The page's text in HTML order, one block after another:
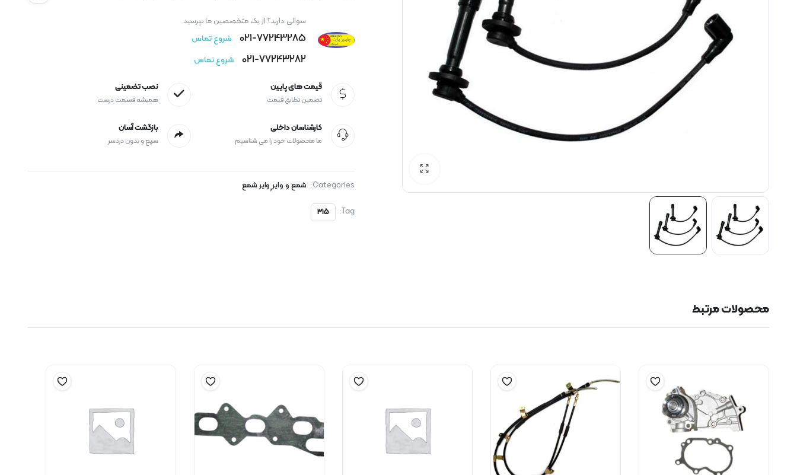
سوالی دارید؟ از یک متخصصین ما بپرسید
021-77243285 شروع تماس
021-77243282 شروع تماس
قیمت های پایین
تضمین تطابق قیمت
نصب تضمینی
همیشه قسمت درست
کارشناسان داخلی
ما محصولات خود را می شناسیم
بازگشت آسان
سریع و بدون دردسر
Categories: شمع و وایر,وایر شمع
Tag:
315
محصولات مرتبط